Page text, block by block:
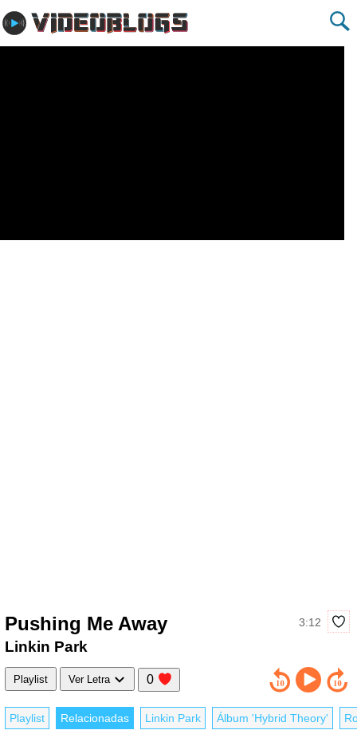
Pushing Me Away 3:12
Linkin Park
Playlist Ver Letra 0
Playlist Relacionadas Linkin Park Álbum 'Hybrid Theory'